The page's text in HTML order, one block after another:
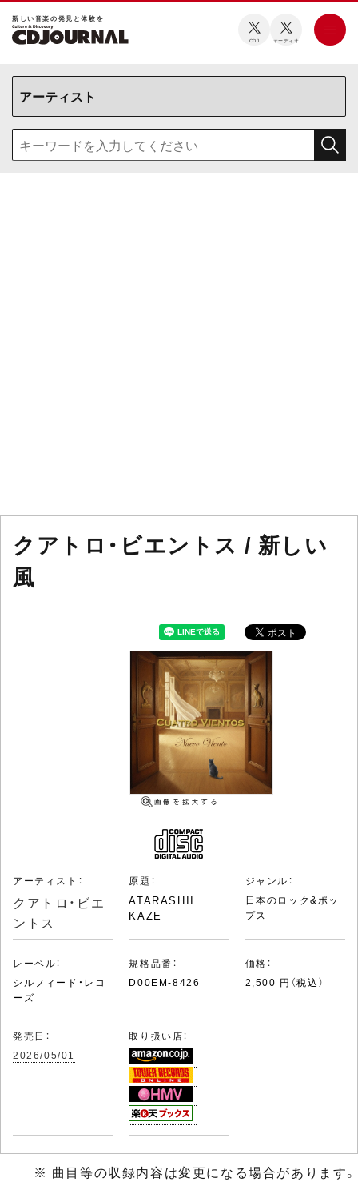
新しい⾳楽の発⾒と体験を
CDJ オーディオ
クアトロ・ビエントス / 新しい
風
アーティスト：
クアトロ・ビエ
ントス
原題：
ATARASHII
KAZE
ジャンル：
日本のロック&ポッ
プス
レーベル：
シルフィード・レコ
ーズ
規格品番：
D00EM-8426
価格：
2,500 円（税込）
発売日：
2026/05/01
取り扱い店：
※ 曲目等の収録内容は変更になる場合があります。